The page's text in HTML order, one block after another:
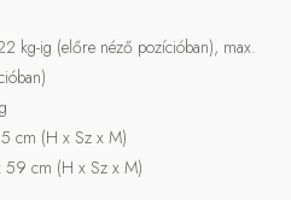
kg-ig (előre néző pozícióban), max.
cm (H x Sz x M)
59 cm (H x Sz x M)